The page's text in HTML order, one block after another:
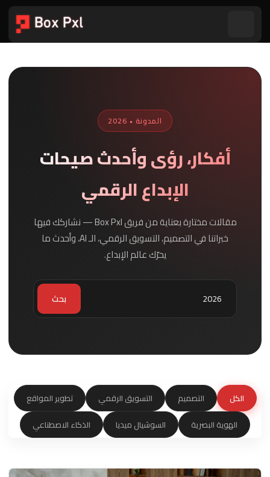
المدونة • 2026
أفكار، رؤى وأحدث صيحات
الإبداع الرقمي
مقالات مختارة بعناية من فريق Box Pxl — نشاركك فيها
خبراتنا في التصميم، التسويق الرقمي، الـ AI، وأحدث ما
يحرّك عالم الإبداع.
بحث
الكل التصميم التسويق الرقمي
تطوير المواقع
الهوية البصرية
السوشيال ميديا الذكاء الاصطناعي